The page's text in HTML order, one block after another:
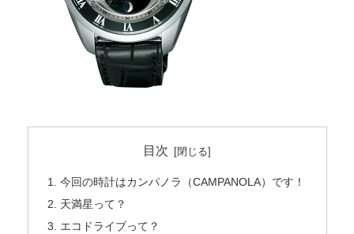
目次
今回の時計はカンパノラ（CAMPANOLA）です！
天満星って？
エコドライブって？